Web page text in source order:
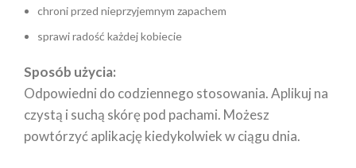
chroni przed nieprzyjemnym zapachem
sprawi radość każdej kobiecie
Sposób użycia:
Odpowiedni do codziennego stosowania. Aplikuj na
czystą i suchą skórę pod pachami. Możesz
powtórzyć aplikację kiedykolwiek w ciągu dnia.